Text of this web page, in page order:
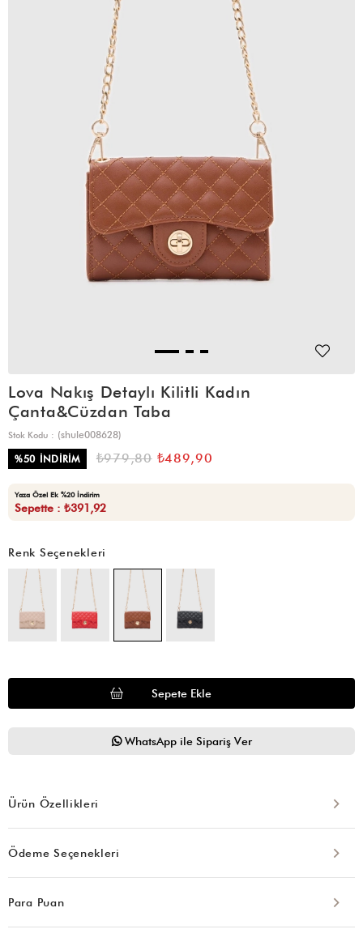
Lova Nakış Detaylı Kilitli Kadın
Çanta&Cüzdan Taba
Stok Kodu
(shule008628)
%50 İNDIRIM ₺979,80 ₺489,90
Yaza Özel Ek %20 İndirim
Sepette : ₺391,92
Renk Seçenekleri
WhatsApp ile Sipariş Ver
Ürün Özellikleri
Ödeme Seçenekleri
Para Puan